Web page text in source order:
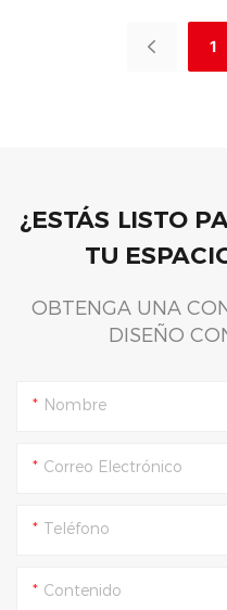
1
¿ESTÁS LISTO
TU
OBTENGA UNA
DISEÑO
Nombre
Correo Electrónico
Teléfono
Contenido